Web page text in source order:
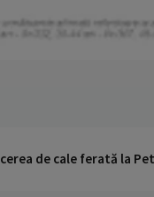
de cale ferată la